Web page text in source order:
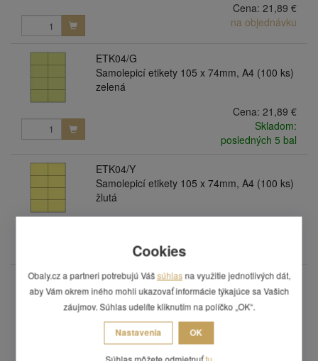
Cena: 21,89 €
na objednávku
ETK04/G
Samolepicí etikety 105 x 74mm, A4 (100 ks)
zelená
Cena: 21,89 €
Skladom:
posledných 5 bal
ETK04/Y
Samolepicí etikety 105 x 74mm, A4 (100 ks)
žlutá
Cena:21,89 €
ETK38/RG
Samolepiace etikety 66 x 40 mm, A4 (100
ks) refexní zelené
Počet etikiet na A4: 21 ks ....... Počet listov v
balení: 100 ks .....
Cookies
Obaly.cz a partneri potrebujú Vášsúhlas na využitie jednotlivých dát,
aby Vám okrem iného mohli ukazovať informácie týkajúce sa Vašich
záujmov. Súhlas udelíte kliknutím na políčko „OK“.
Nastavenia OK